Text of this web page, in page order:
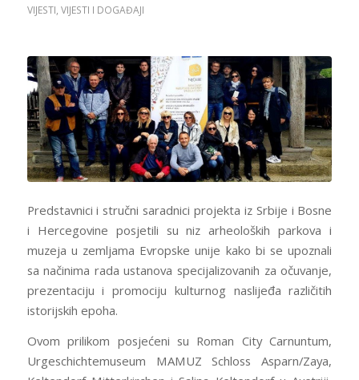
VIJESTI, VIJESTI I DOGAĐAJI
Predstavnici i stručni saradnici projekta iz Srbije i Bosne
i Hercegovine posjetili su niz arheoloških parkova i
muzeja u zemljama Evropske unije kako bi se upoznali
sa načinima rada ustanova specijalizovanih za očuvanje,
prezentaciju i promociju kulturnog naslijeđa različitih
istorijskih epoha.
Ovom prilikom posjećeni su Roman City Carnuntum,
Urgeschichtemuseum MAMUZ Schloss Asparn/Zaya,